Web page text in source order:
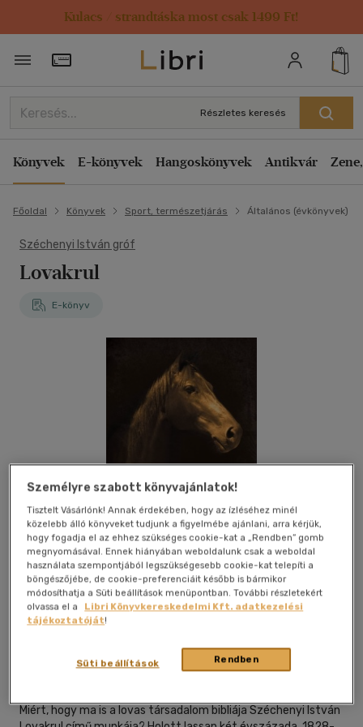
Kulacs / strandtáska most csak 1499 Ft!
Törzsvásárlói Kártya adatai
Részletes keresés
Könyvek E-könyvek Hangoskönyvek Antikvár
Főoldal Könyvek Sport, természetjárás Általános (évkönyvek)
Széchenyi István gróf
Lovakrul
E-könyv
Kívánságlistához adom Megosztom
magyar nyelvű
Miért, hogy ma is a lovas társadalom bibliája Széchenyi István
Személyre szabott könyvajánlatok!
Tisztelt Vásárlónk! Annak érdekében, hogy az ízléséhez minél
közelebb álló könyveket tudjunk a figyelmébe ajánlani, arra kérjük,
hogy fogadja el az ehhez szükséges cookie-kat a „Rendben” gomb
megnyomásával. Ennek hiányában weboldalunk csak a weboldal
használata szempontjából legszükségesebb cookie-kat telepíti a
böngészőjébe, de cookie-preferenciáit később is bármikor
módosíthatja a Süti beállítások menüpontban. További részletekért
olvassa el a
Libri Könyvkereskedelmi Kft. adatkezelési
tájékoztatóját!
Rendben
Süti beállítások